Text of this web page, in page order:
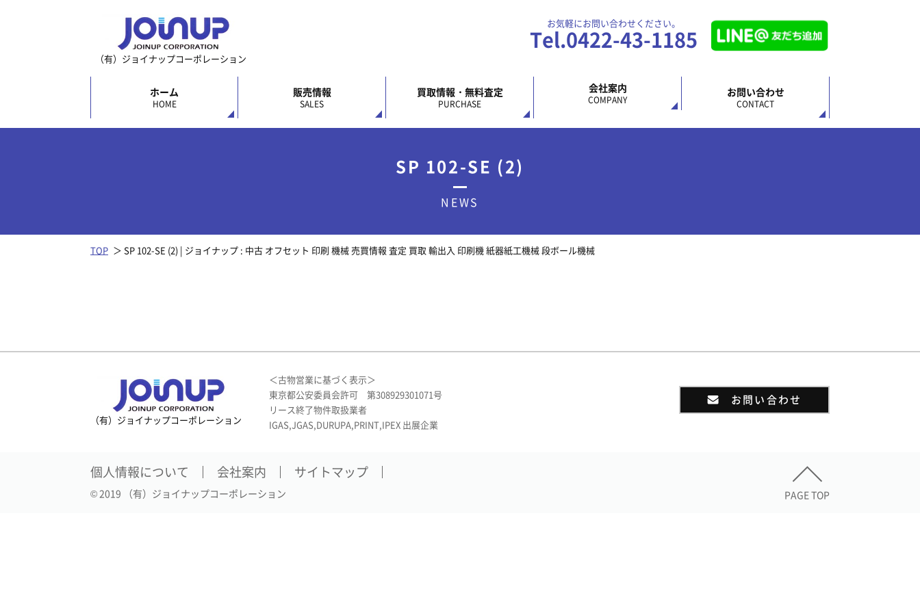
（有）ジョイナップコーポレーション
お気軽にお問い合わせください。
Tel.0422-43-1185
ホーム
HOME
販売情報
SALES
買取情報・無料査定
PURCHASE
会社案内
COMPANY
お問い合わせ
CONTACT
SP 102-SE (2)
NEWS
TOP SP 102-SE (2) | ジョイナップ : 中古 オフセット 印刷 機械 売買情報 査定 買取 輸出入 印刷機 紙器紙工機械 段ボール機械
（有）ジョイナップコーポレーション
＜古物営業に基づく表示＞
東京都公安委員会許可 第308929301071号
リース終了物件取扱業者
IGAS,JGAS,DURUPA,PRINT,IPEX 出展企業
お問い合わせ
PAGE TOP
個人情報について 会社案内 サイトマップ
© 2019 （有）ジョイナップコーポレーション